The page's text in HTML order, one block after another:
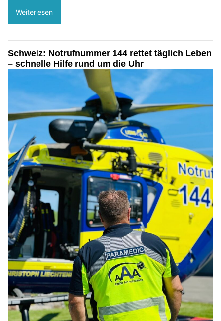
Weiterlesen
Schweiz: Notrufnummer 144 rettet täglich Leben
– schnelle Hilfe rund um die Uhr